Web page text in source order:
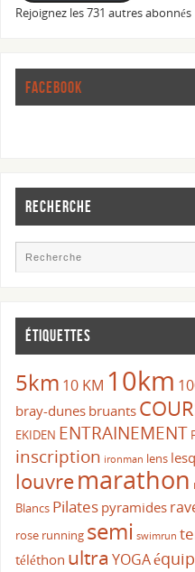
Rejoignez les 731 autres abonnés
FACEBOOK
RECHERCHE
ÉTIQUETTES
5km 10 KM 10km
bray-dunes bruants
EKIDEN ENTRAINEMENT
inscription ironman lens
louvremarathon
Blancs Pilates pyramides
rose running semi swimrun
téléthon ultra YOGA